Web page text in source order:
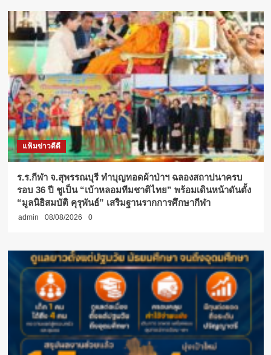
แฟ้มข่าวดีดี
ร.ร.กีฬา จ.สุพรรณบุรี ทำบุญทอดผ้าป่าฯ ฉลองสถาปนาครบ
รอบ 36 ปี ชูเป็น “เบ้าหลอมทีมชาติไทย” พร้อมเดินหน้าดันตั้ง
“มูลนิธิสมบัติ คุรุพันธ์” เสริมฐานรากการศึกษากีฬา
admin 08/08/2026 0